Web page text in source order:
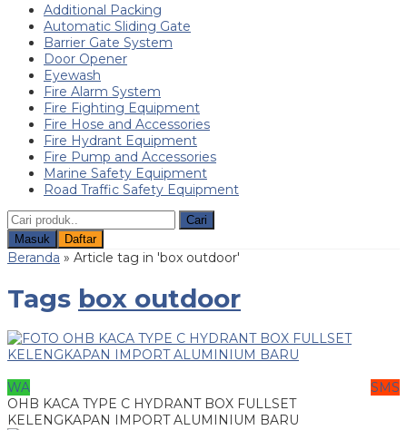
Additional Packing
Automatic Sliding Gate
Barrier Gate System
Door Opener
Eyewash
Fire Alarm System
Fire Fighting Equipment
Fire Hose and Accessories
Fire Hydrant Equipment
Fire Pump and Accessories
Marine Safety Equipment
Road Traffic Safety Equipment
Cari
Masuk
Daftar
Beranda » Article tag in 'box outdoor'
Tags box outdoor
WA
SMS
OHB KACA TYPE C HYDRANT BOX FULLSET
KELENGKAPAN IMPORT ALUMINIUM BARU